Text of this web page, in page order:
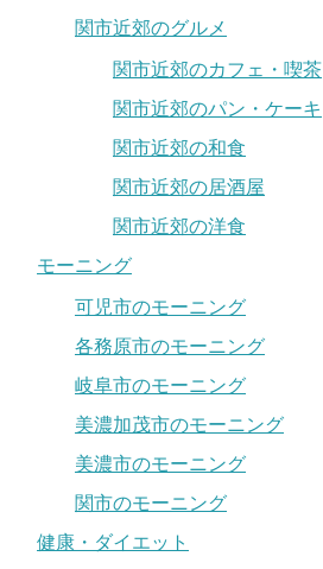
関市近郊のグルメ
関市近郊のカフェ・喫茶
関市近郊のパン・ケーキ
関市近郊の和食
関市近郊の居酒屋
関市近郊の洋食
モーニング
可児市のモーニング
各務原市のモーニング
岐阜市のモーニング
美濃加茂市のモーニング
美濃市のモーニング
関市のモーニング
健康・ダイエット